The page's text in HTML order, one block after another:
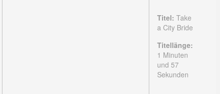
Titel: Take
a City Bride
Titellänge:
1 Minuten
und 57
Sekunden